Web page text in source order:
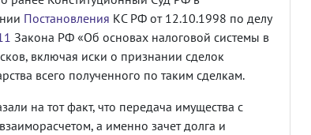
Постановления КС РФ от 12.10.1998 по делу
Закона РФ «Об основах налоговой системы в
включая иски о признании сделок
всего полученного по таким сделкам.
на тот факт, что передача имущества с
а именно зачет долга и